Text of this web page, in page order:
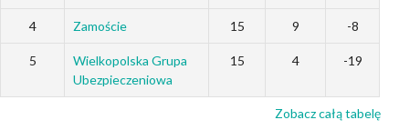
4 Zamoście 15 9 -8
5
Wielkopolska Grupa
Ubezpieczeniowa
15 4 -19
Zobacz całą tabelę